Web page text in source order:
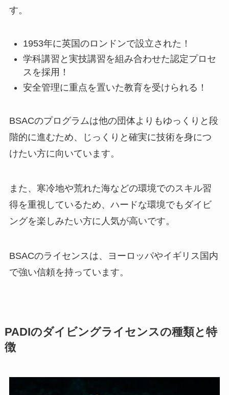
す。
1953年に英国のロンドンで設立された！
学科講習と実技講習を組み合わせた認定プロセ
スを採用！
安全管理に重点を置いた教育を受けられる！
BSACのプログラムは他の団体よりもゆっくりと段
階的に進むため、じっくりと確実に技術を身につ
けたい方に向いています。
また、寒冷地や荒れた海などの環境でのスキル習
得を重視しているため、ハードな環境でもダイビ
ングを楽しみたい方に人気が高いです。
BSACのライセンスは、ヨーロッパやイギリス国内
で強い信頼を持っています。
PADIのダイビングライセンスの種類と特
徴